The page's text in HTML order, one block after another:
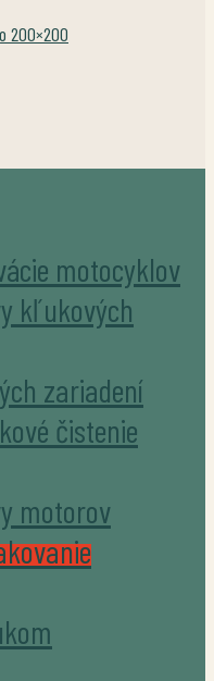
motocyklov
kľukových
zariadení
čistenie
motorov